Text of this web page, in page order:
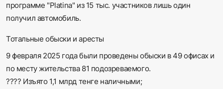
программе "Platina" из 15 тыс. участников лишь один
получил автомобиль.
Тотальные обыски и аресты
9 февраля 2025 года были проведены обыски в 49 офисах и
по месту жительства 81 подозреваемого.
???? Изъято 1,1 млрд тенге наличными;